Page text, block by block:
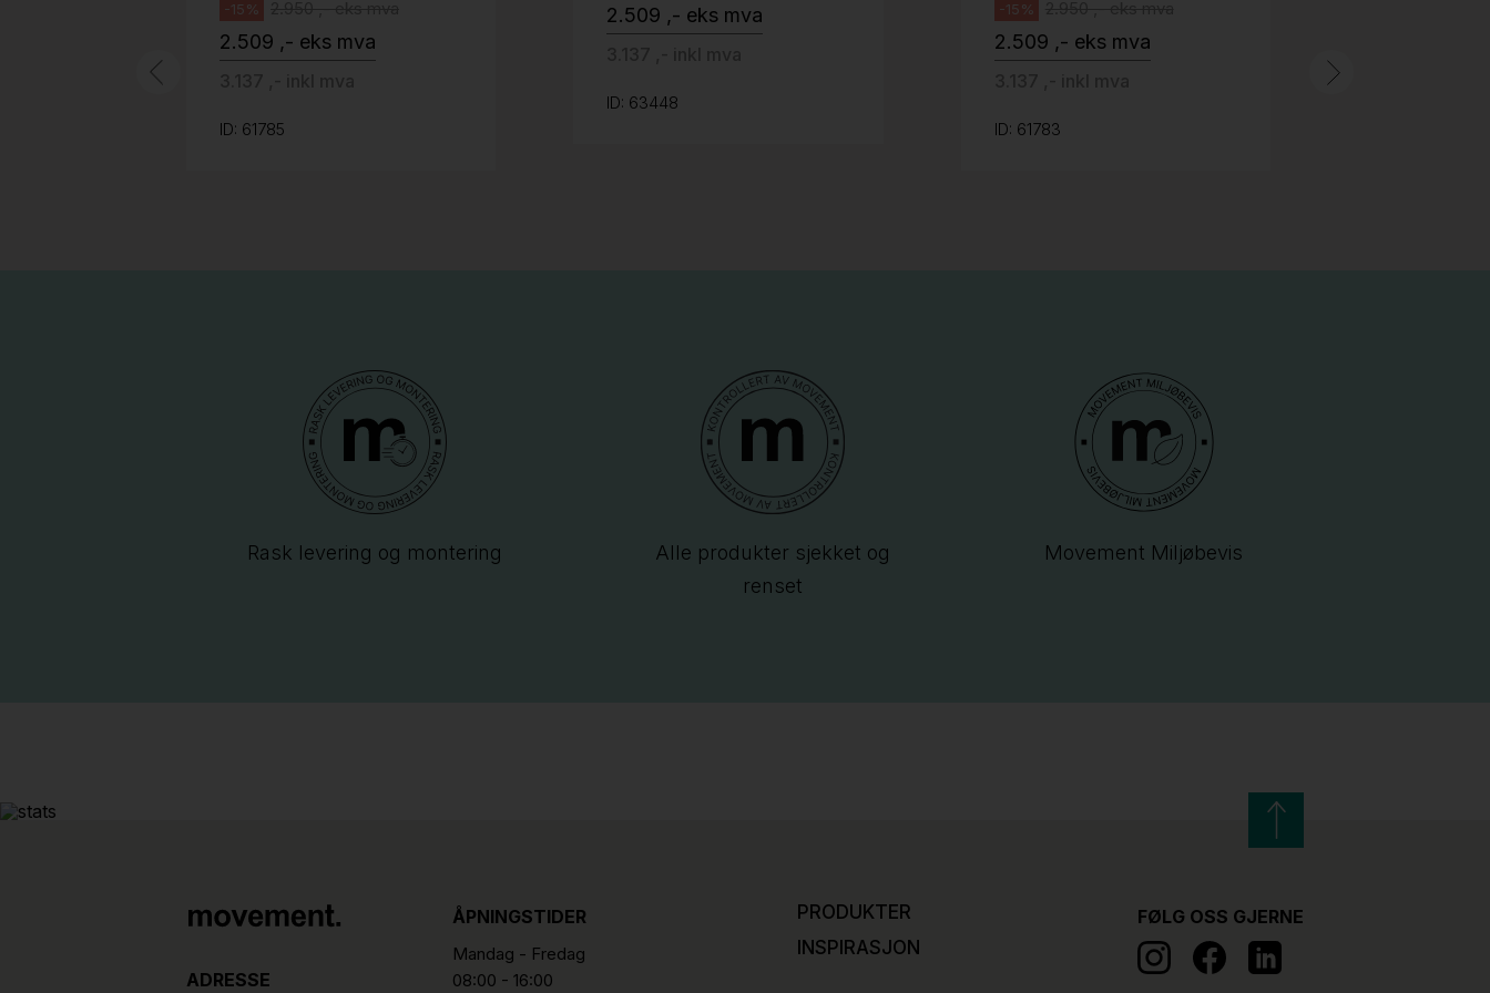
-15%
2.509 ,- eks mva
ID: 61785
2.509 ,- eks mva
ID: 63448
-15%
2.509 ,- eks mva
ID: 61783
Rask levering og montering
Alle produkter sjekket og
renset
Movement Miljøbevis
ADRESSE
ÅPNINGSTIDER
Mandag - Fredag
08:00 - 16:00
PRODUKTER
INSPIRASJON
FØLG OSS GJERNE